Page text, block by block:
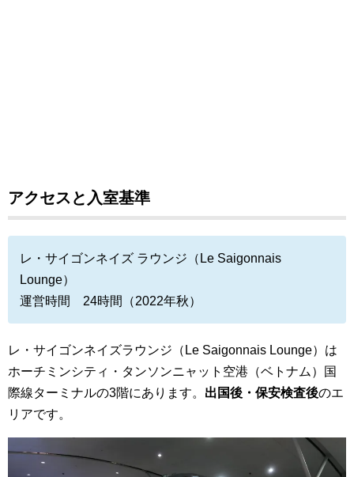
アクセスと入室基準
レ・サイゴンネイズ ラウンジ（Le Saigonnais
Lounge）
運営時間 24時間（2022年秋）
レ・サイゴンネイズラウンジ（Le Saigonnais Lounge）は
ホーチミンシティ・タンソンニャット空港（ベトナム）国
際線ターミナルの3階にあります。 出国後・保安検査後のエ
リアです。